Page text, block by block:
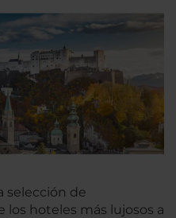
selección de
los hoteles más lujosos a